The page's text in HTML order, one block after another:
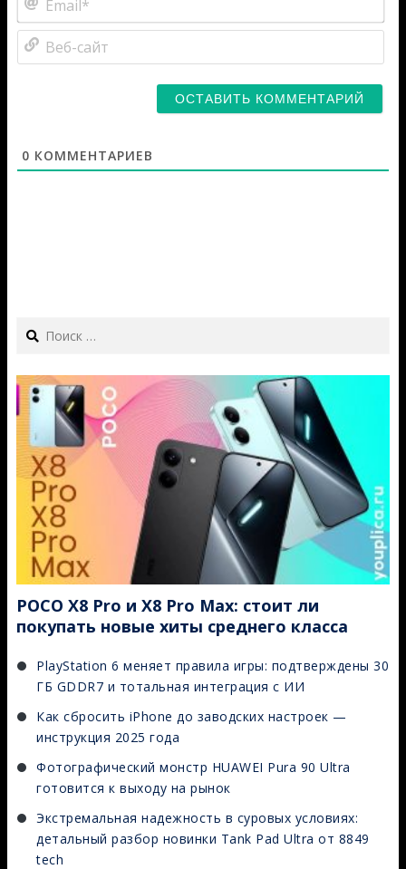
0 КОММЕНТАРИЕВ
Search
POCO X8 Pro и X8 Pro Max: стоит ли
покупать новые хиты среднего класса
PlayStation 6 меняет правила игры: подтверждены 30
ГБ GDDR7 и тотальная интеграция с ИИ
Как сбросить iPhone до заводских настроек —
инструкция 2025 года
Фотографический монстр HUAWEI Pura 90 Ultra
готовится к выходу на рынок
Экстремальная надежность в суровых условиях:
детальный разбор новинки Tank Pad Ultra от 8849
tech